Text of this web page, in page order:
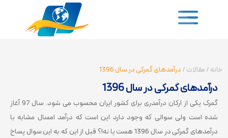
خانه/مقالات/درآمدهای گمرکی در سال 1396
درآمدهای گمرکی در سال 1396
گمرک یکی از ارکان درآمدری برای کشور ایران محسوب می شود. سال 97 آغاز
شده است ولی سوالی که وجود دارد این است که درآمد امسال مشابه با
درآمدهای گمرکی در سال 1396 هست یا نه!؟ قبل از این که به این سوال پساخ